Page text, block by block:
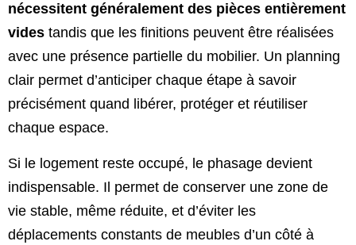
nécessitent généralement des pièces entièrement
vides tandis que les finitions peuvent être réalisées
avec une présence partielle du mobilier. Un planning
clair permet d’anticiper chaque étape à savoir
précisément quand libérer, protéger et réutiliser
chaque espace.
Si le logement reste occupé, le phasage devient
indispensable. Il permet de conserver une zone de
vie stable, même réduite, et d’éviter les
déplacements constants de meubles d’un côté à